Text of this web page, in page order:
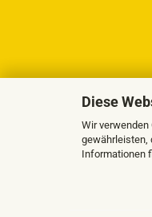
Diese
Wir
gewährleisten,
Informationen